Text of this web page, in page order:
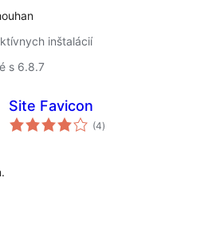
inštalácií
s 6.8.7
Site Favicon
(4celkové
hodnotenie
)